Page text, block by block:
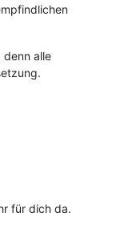
denn alle
für dich da.